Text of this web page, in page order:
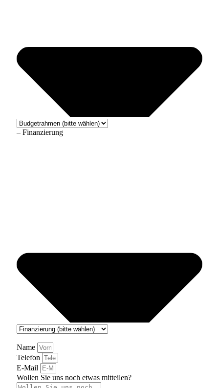
– Finanzierung
Name
Telefon
E-Mail
Wollen Sie uns noch etwas mitteilen?